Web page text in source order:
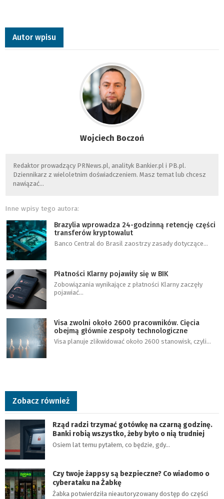
Autor wpisu
Wojciech Boczoń
Redaktor prowadzący PRNews.pl, analityk Bankier.pl i PB.pl.
Dziennikarz z wieloletnim doświadczeniem. Masz temat lub chcesz
nawiązać…
Inne wpisy tego autora:
Brazylia wprowadza 24-godzinną retencję części
transferów kryptowalut
Banco Central do Brasil zaostrzy zasady dotyczące…
Płatności Klarny pojawiły się w BIK
Zobowiązania wynikające z płatności Klarny zaczęły
pojawiać…
Visa zwolni około 2600 pracowników. Cięcia
obejmą głównie zespoły technologiczne
Visa planuje zlikwidować około 2600 stanowisk, czyli…
Zobacz również
Rząd radzi trzymać gotówkę na czarną godzinę.
Banki robią wszystko, żeby było o nią trudniej
Osiem lat temu pytałem, co będzie, gdy…
Czy twoje żappsy są bezpieczne? Co wiadomo o
cyberataku na Żabkę
Żabka potwierdziła nieautoryzowany dostęp do części